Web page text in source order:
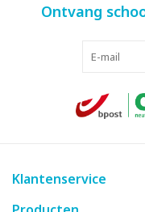
Ontvang
Klantenservice